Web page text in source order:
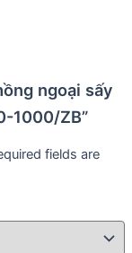
ngoại sấy
1000/ZB”
fields are